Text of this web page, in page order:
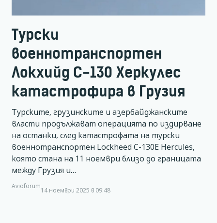
Турски
военнотранспортен
Локхийд С-130 Херкулес
катастрофира в Грузия
Турските, грузинските и азербайджанските
власти продължават операцията по издирване
на останки, след катастрофата на турски
военнотранспортен Lockheed C-130E Hercules,
която стана на 11 ноември близо до границата
между Грузия и…
Avioforum
14 ноември 2025 в 09:48